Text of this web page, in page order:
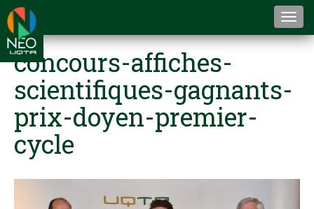
concours-affiches-
scientifiques-gagnants-
prix-doyen-premier-
cycle